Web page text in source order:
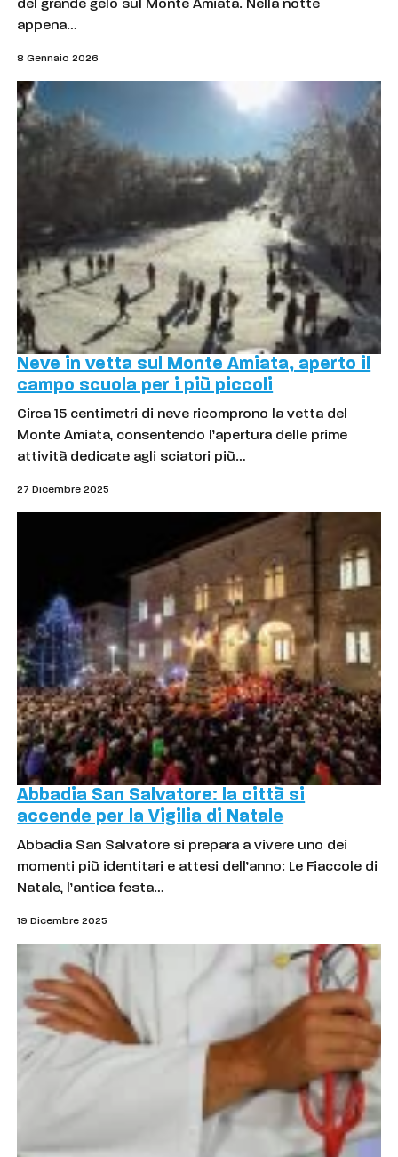
del grande gelo sul Monte Amiata. Nella notte
appena…
8 Gennaio 2026
Neve in vetta sul Monte Amiata, aperto il
campo scuola per i più piccoli
Circa 15 centimetri di neve ricomprono la vetta del
Monte Amiata, consentendo l’apertura delle prime
attività dedicate agli sciatori più…
27 Dicembre 2025
Abbadia San Salvatore: la città si
accende per la Vigilia di Natale
Abbadia San Salvatore si prepara a vivere uno dei
momenti più identitari e attesi dell’anno: Le Fiaccole di
Natale, l’antica festa…
19 Dicembre 2025